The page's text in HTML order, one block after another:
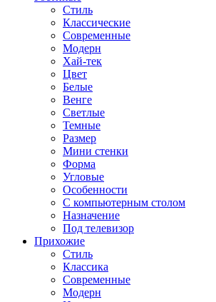
Стиль
Классические
Современные
Модерн
Хай-тек
Цвет
Белые
Венге
Светлые
Темные
Размер
Мини стенки
Форма
Угловые
Особенности
С компьютерным столом
Назначение
Под телевизор
Прихожие
Стиль
Классика
Современные
Модерн